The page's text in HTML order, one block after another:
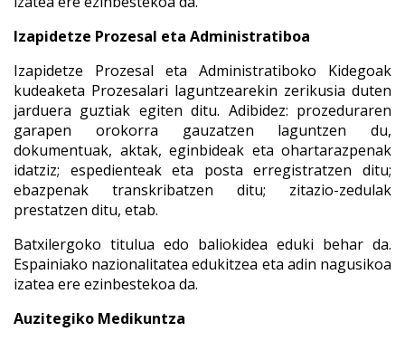
Izapidetze Prozesal eta Administratiboa
Izapidetze Prozesal eta Administratiboko Kidegoak
kudeaketa Prozesalari laguntzearekin zerikusia duten
jarduera guztiak egiten ditu. Adibidez: prozeduraren
garapen orokorra gauzatzen laguntzen du,
dokumentuak, aktak, eginbideak eta ohartarazpenak
idatziz; espedienteak eta posta erregistratzen ditu;
ebazpenak transkribatzen ditu; zitazio-zedulak
prestatzen ditu, etab.
Batxilergoko titulua edo baliokidea eduki behar da.
Espainiako nazionalitatea edukitzea eta adin nagusikoa
izatea ere ezinbestekoa da.
Auzitegiko Medikuntza